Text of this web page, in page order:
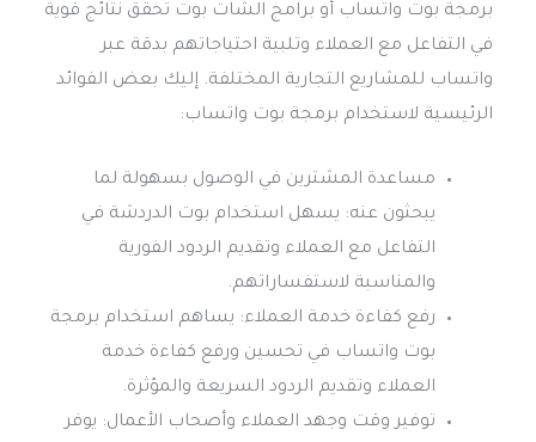
برمجة بوت واتساب أو برامج الشات بوت تحقق نتائج قوية
في التفاعل مع العملاء وتلبية احتياجاتهم بدقة عبر
واتساب للمشاريع التجارية المختلفة. إليك بعض الفوائد
الرئيسية لاستخدام برمجة بوت واتساب:
مساعدة المشترين في الوصول بسهولة لما
يبحثون عنه: يسهل استخدام بوت الدردشة في
التفاعل مع العملاء وتقديم الردود الفورية
والمناسبة لاستفساراتهم.
رفع كفاءة خدمة العملاء: يساهم استخدام برمجة
بوت واتساب في تحسين ورفع كفاءة خدمة
العملاء وتقديم الردود السريعة والمؤثرة.
توفير وقت وجهد العملاء وأصحاب الأعمال: يوفر